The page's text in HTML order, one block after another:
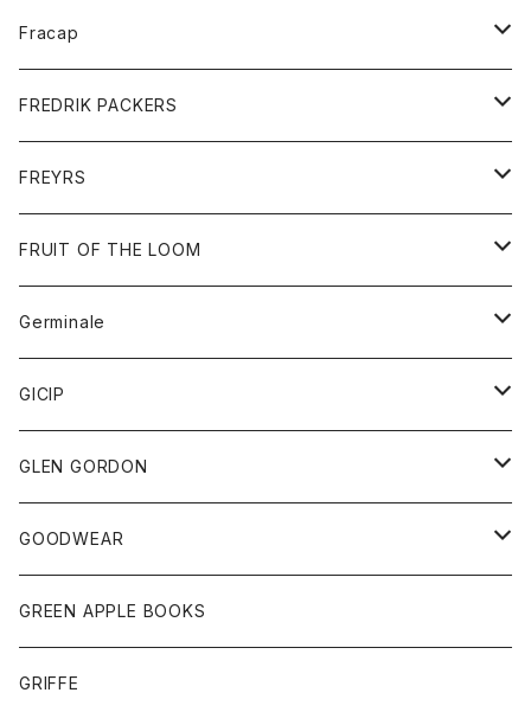
Tシャツ
ボトム
ニット
Fracap
グッズ
靴
FREDRIK PACKERS
アクセサリー
バッグ
FREYRS
サングラス
FRUIT OF THE LOOM
アウター
パーカー
グッズ
ネクタイ
チーフ
トップス
シャツ
タンクトップ
ボトム
ショートパンツ
スカート
レディース
スカート
Germinale
靴
サンダル
GICIP
トップス
Tシャツ
GLEN GORDON
グッズ
手袋
GOODWEAR
トップス
Tシャツ
GREEN APPLE BOOKS
GRIFFE